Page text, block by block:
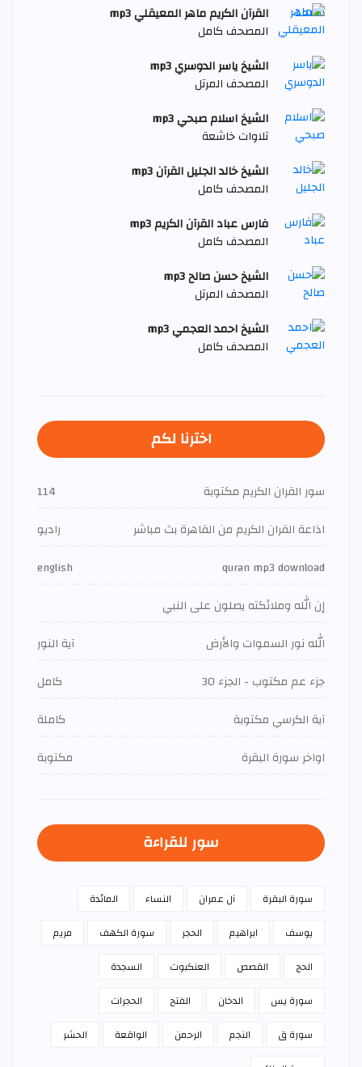
القرآن الكريم ماهر المعيقلي mp3
المصحف كامل
الشيخ ياسر الدوسري mp3
المصحف المرتل
الشيخ اسلام صبحي mp3
تلاوات خاشعة
الشيخ خالد الجليل القرآن mp3
المصحف كامل
فارس عباد القرآن الكريم mp3
المصحف كامل
الشيخ حسن صالح mp3
المصحف المرتل
الشيخ احمد العجمي mp3
المصحف كامل
اخترنا لكم
سور القران الكريم مكتوبة
114
اذاعة القران الكريم من القاهرة بث مباشر
راديو
quran mp3 download
english
إن الله وملائكته يصلون على النبي
الله نور السموات والأرض
آية النور
جزء عم مكتوب - الجزء 30
كامل
آية الكرسي مكتوبة
كاملة
اواخر سورة البقرة
مكتوبة
سور للقراءة
سورة البقرة آل عمران النساء
المائدة
يوسف
ابراهيم الحجر سورة الكهف
مريم
الحج
القصص العنكبوت
السجدة
سورة يس
الدخان الفتح
الحجرات
سورة ق
النجم الرحمن الواقعة
الحشر